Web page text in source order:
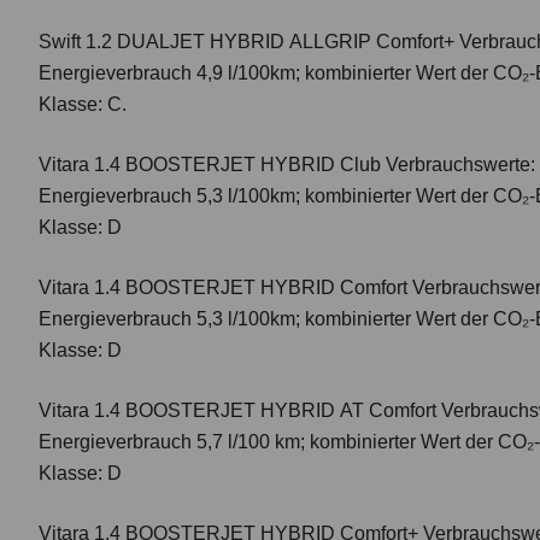
Swift 1.2 DUALJET HYBRID ALLGRIP Comfort+
Energieverbrauch 4,9 l/100km; kombinierter Wert der
Klasse: C.
Vitara 1.4 BOOSTERJET HYBRID Club
Energieverbrauch 5,3 l/100km; kombinierter Wert der
Klasse: D
Vitara 1.4 BOOSTERJET HYBRID Comfort
Energieverbrauch 5,3 l/100km; kombinierter Wert der
Klasse: D
Vitara 1.4 BOOSTERJET HYBRID AT Comfort
Energieverbrauch 5,7 l/100 km; kombinierter Wert der
Klasse: D
Vitara 1.4 BOOSTERJET HYBRID Comfort+